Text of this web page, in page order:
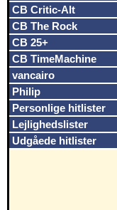
CB Critic-Alt
CB The Rock
CB 25+
CB TimeMachine
vancairo
Philip
Personlige hitlister
Lejlighedslister
Udgåede hitlister